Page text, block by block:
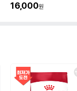
16,000원